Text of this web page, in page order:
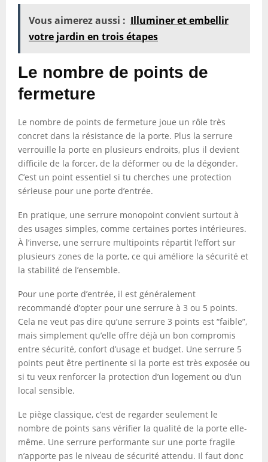
Vous aimerez aussi : Illuminer et embellir
votre jardin en trois étapes
Le nombre de points de
fermeture
Le nombre de points de fermeture joue un rôle très
concret dans la résistance de la porte. Plus la serrure
verrouille la porte en plusieurs endroits, plus il devient
difficile de la forcer, de la déformer ou de la dégonder.
C’est un point essentiel si tu cherches une protection
sérieuse pour une porte d’entrée.
En pratique, une serrure monopoint convient surtout à
des usages simples, comme certaines portes intérieures.
À l’inverse, une serrure multipoints répartit l’effort sur
plusieurs zones de la porte, ce qui améliore la sécurité et
la stabilité de l’ensemble.
Pour une porte d’entrée, il est généralement
recommandé d’opter pour une serrure à 3 ou 5 points.
Cela ne veut pas dire qu’une serrure 3 points est “faible”,
mais simplement qu’elle offre déjà un bon compromis
entre sécurité, confort d’usage et budget. Une serrure 5
points peut être pertinente si la porte est très exposée ou
si tu veux renforcer la protection d’un logement ou d’un
local sensible.
Le piège classique, c’est de regarder seulement le
nombre de points sans vérifier la qualité de la porte elle-
même. Une serrure performante sur une porte fragile
n’apporte pas le niveau de sécurité attendu. Il faut donc